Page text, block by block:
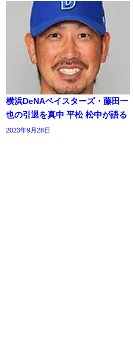
横浜DeNAベイスターズ・藤田一
也の引退を真中 平松 松中が語る
2023年9月28日